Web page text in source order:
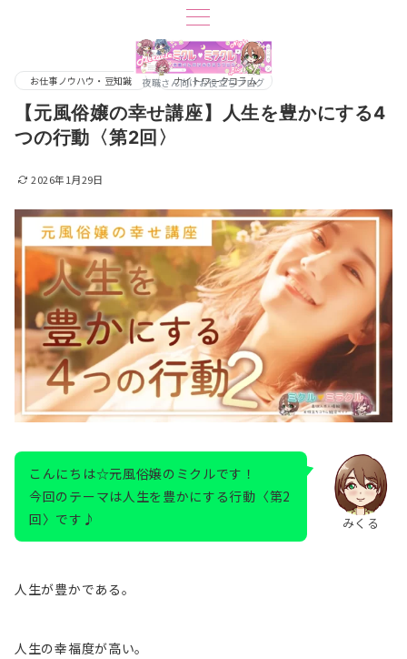
夜職さん向けお役立ちブログ
お仕事ノウハウ・豆知識 ナイトワークコラム
【元風俗嬢の幸せ講座】人生を豊かにする4
つの行動〈第2回〉
2026年1月29日
みくる
こんにちは☆元風俗嬢のミクルです！
今回のテーマは人生を豊かにする行動〈第2
回〉です♪
人生が豊かである。
人生の幸福度が高い。